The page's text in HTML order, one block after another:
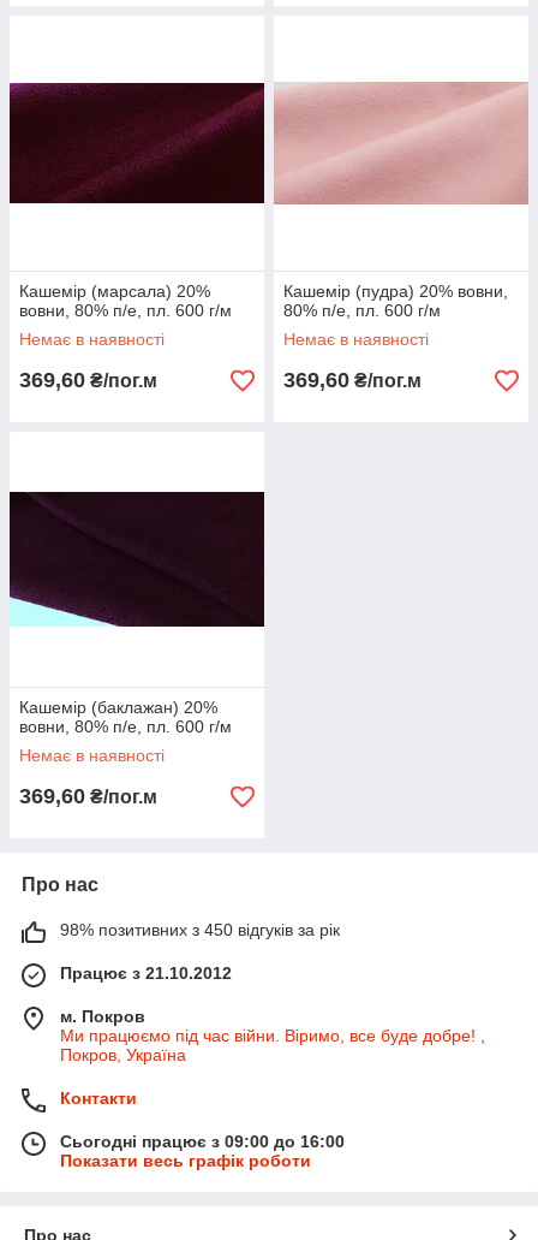
Кашемір (марсала) 20%
вовни, 80% п/е, пл. 600 г/м
Немає в наявності
369,60 ₴/пог.м
Кашемір (пудра) 20% вовни,
80% п/е, пл. 600 г/м
Немає в наявності
369,60 ₴/пог.м
Кашемір (баклажан) 20%
вовни, 80% п/е, пл. 600 г/м
Немає в наявності
369,60 ₴/пог.м
Про нас
98% позитивних з 450 відгуків за рік
Працює з 21.10.2012
м. Покров
Ми працюємо під час війни. Віримо, все буде добре! ,
Покров, Україна
Контакти
Сьогодні працює з 09:00 до 16:00
Показати весь графік роботи
Про нас